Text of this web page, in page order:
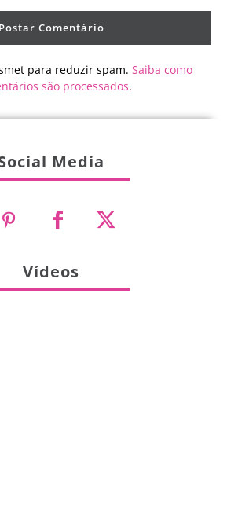
para reduzir spam. Saiba como
são processados.
Media
Vídeos